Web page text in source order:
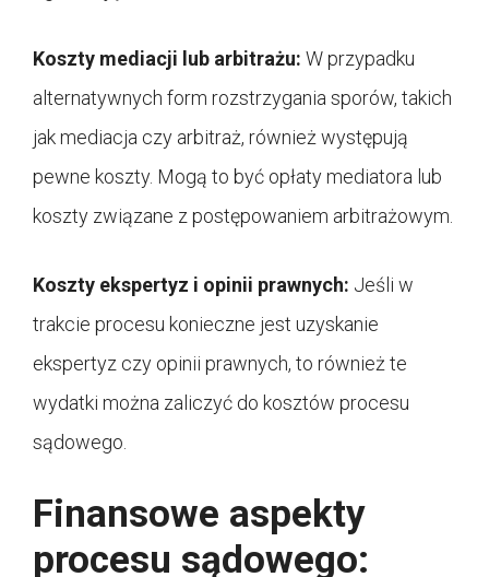
Koszty mediacji lub arbitrażu: W przypadku
alternatywnych form rozstrzygania sporów, takich
jak mediacja czy arbitraż, również występują
pewne koszty. Mogą to być opłaty mediatora lub
koszty związane z postępowaniem arbitrażowym.
Koszty ekspertyz i opinii prawnych: Jeśli w
trakcie procesu konieczne jest uzyskanie
ekspertyz czy opinii prawnych, to również te
wydatki można zaliczyć do kosztów procesu
sądowego.
Finansowe aspekty
procesu sądowego: